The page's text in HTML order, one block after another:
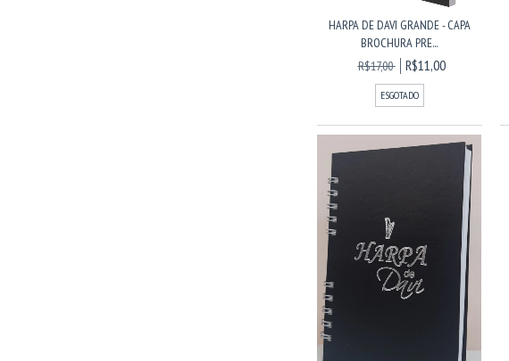
HARPA DE DAVI GRANDE - CAPA
BROCHURA PRE...
R$17,00
R$11,00
ESGOTADO